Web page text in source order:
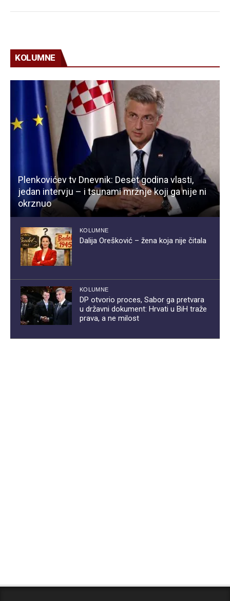
KOLUMNE
Plenkovićev tv Dnevnik: Deset godina vlasti,
jedan intervju – i tsunami mržnje koji ga nije ni
okrznuo
KOLUMNE
Dalija Orešković – žena koja nije čitala
KOLUMNE
DP otvorio proces, Sabor ga pretvara
u državni dokument: Hrvati u BiH traže
prava, a ne milost